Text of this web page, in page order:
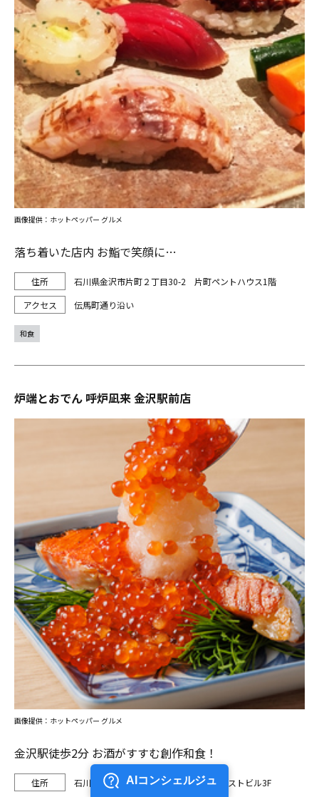
落ち着いた店内 お鮨で笑顔に…
石川県金沢市片町２丁目30-2 片町ペントハウス1階
伝馬町通り沿い
画像提供：ホットペッパー グルメ
和食
炉端とおでん 呼炉凪来 金沢駅前店
金沢駅徒歩2分 お酒がすすむ創作和食！
石川県金沢市堀川新町2-48 サンファーストビル3F
画像提供：ホットペッパー グルメ